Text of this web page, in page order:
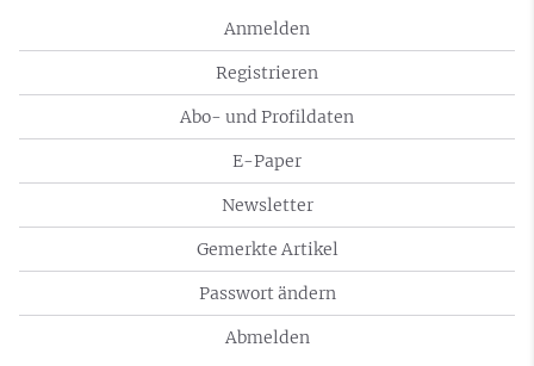
Anmelden
Registrieren
Abo- und Profildaten
E-Paper
Newsletter
Gemerkte Artikel
Passwort ändern
Abmelden